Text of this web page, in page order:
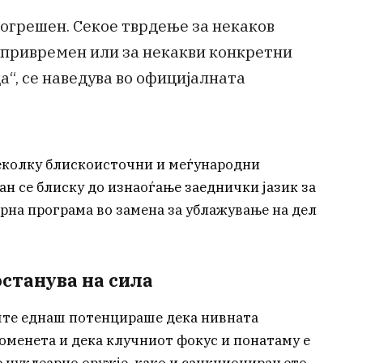
Секое тврдење за некаков
или за некакви конкретни
се наведува во официјалната
блискоисточни и меѓународни
се блиску до изнаоѓање заеднички јазик за
програма во замена за ублажување на дел
на сила
еднаш потенцираше дека нивната
и дека клучниот фокус и понатаму е